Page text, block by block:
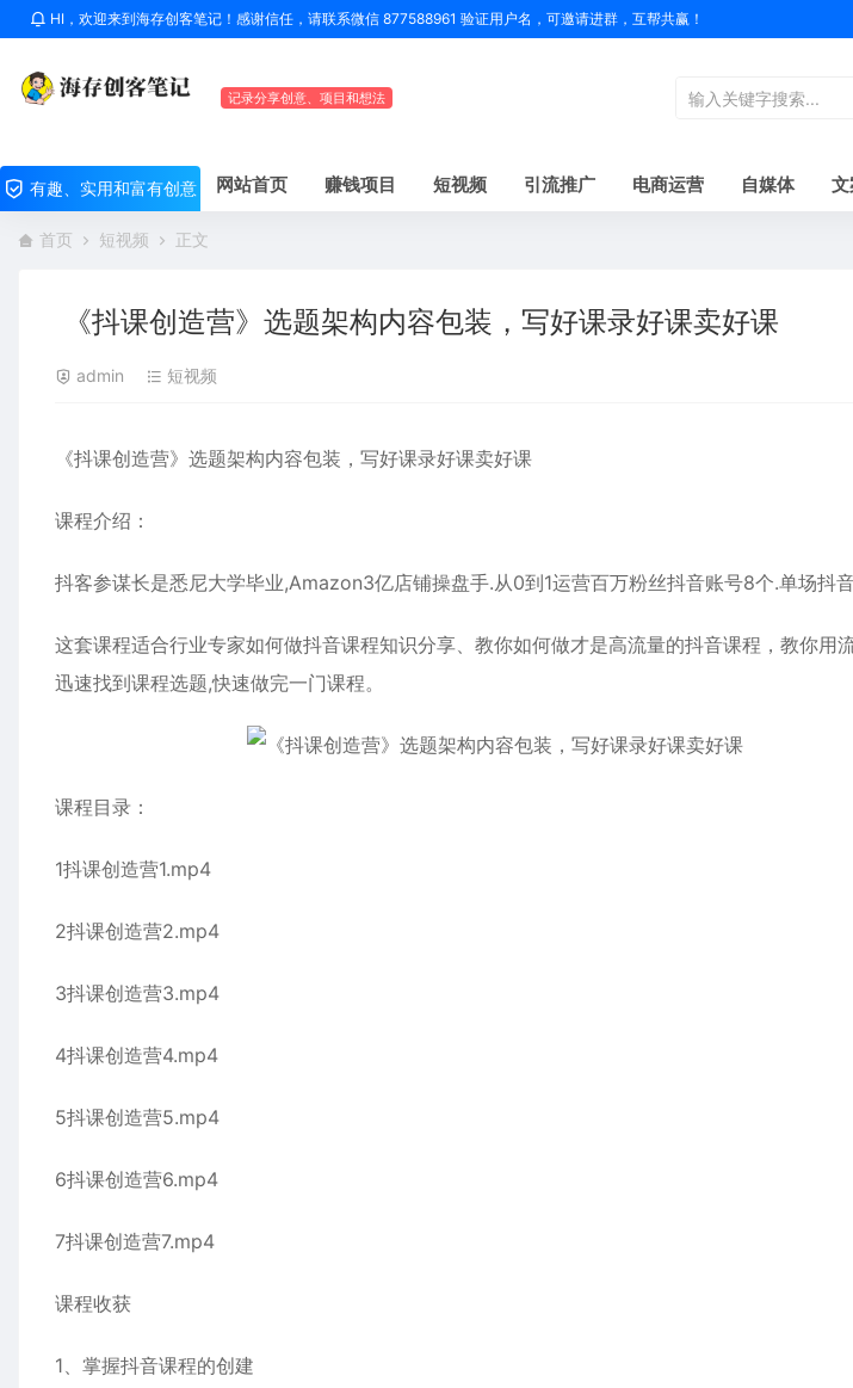
HI，欢迎来到海存创客笔记！感谢信任，请联系微信 877588961 验证用户名，可邀请进群，互帮共赢！
记录分享创意、项目和想法
有趣、实用和富有创意 网站首页 赚钱项目 短视频 引流推广 电商运营 自媒体
首页 短视频 正文
《抖课创造营》选题架构内容包装，写好课录好课卖好课
admin 短视频
《抖课创造营》选题架构内容包装，写好课录好课卖好课
课程介绍：
抖客参谋长是悉尼大学毕业,Amazon3亿店铺操盘手.从0到1运营百万粉丝抖音账号8个.单场抖
这套课程适合行业专家如何做抖音课程知识分享、教你如何做才是高流量的抖音课程，教你用
迅速找到课程选题,快速做完一门课程。
课程目录：
1抖课创造营1.mp4
2抖课创造营2.mp4
3抖课创造营3.mp4
4抖课创造营4.mp4
5抖课创造营5.mp4
6抖课创造营6.mp4
7抖课创造营7.mp4
课程收获
1、掌握抖音课程的创建